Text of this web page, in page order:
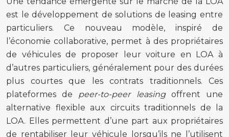
est le développement de solutions de leasing entre
particuliers. Ce nouveau modèle, inspiré de
l’économie collaborative, permet à des propriétaires
de véhicules de proposer leur voiture en LOA à
d’autres particuliers, généralement pour des durées
plus courtes que les contrats traditionnels. Ces
plateformes de peer-to-peer leasingoffrent une
alternative flexible aux circuits traditionnels de la
LOA. Elles permettent d’une part aux propriétaires
de rentabiliser leur véhicule lorsqu’ils ne l’utilisent